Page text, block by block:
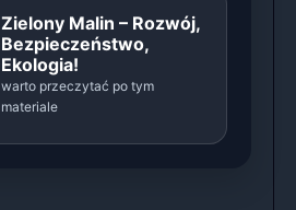
Zielony Malin – Rozwój,
Bezpieczeństwo,
Ekologia!
warto przeczytać po tym
materiale